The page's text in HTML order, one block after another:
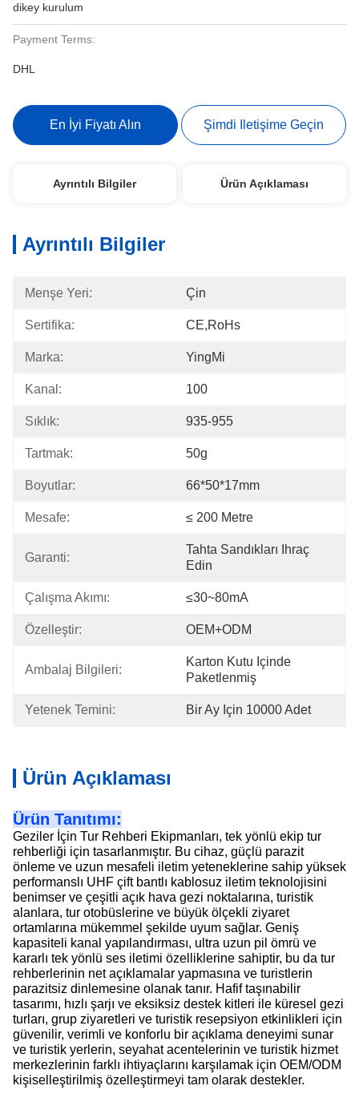
dikey kurulum
Payment Terms:
DHL
En İyi Fiyatı Alın Şimdi Iletişime Geçin
Ayrıntılı Bilgiler Ürün Açıklaması
Ayrıntılı Bilgiler
Menşe Yeri: Çin
Sertifika: CE,RoHs
Marka: YingMi
Kanal: 100
Sıklık: 935-955
Tartmak: 50g
Boyutlar: 66*50*17mm
Mesafe: ≤ 200 Metre
Garanti:
Tahta Sandıkları Ihraç
Edin
Çalışma Akımı: ≤30~80mA
Özelleştir: OEM+ODM
Ambalaj Bilgileri:
Karton Kutu Içinde
Paketlenmiş
Yetenek Temini: Bir Ay Için 10000 Adet
Ürün Açıklaması
Ürün Tanıtımı:
Geziler İçin Tur Rehberi Ekipmanları, tek yönlü ekip tur
rehberliği için tasarlanmıştır. Bu cihaz, güçlü parazit
önleme ve uzun mesafeli iletim yeteneklerine sahip yüksek
performanslı UHF çift bantlı kablosuz iletim teknolojisini
benimser ve çeşitli açık hava gezi noktalarına, turistik
alanlara, tur otobüslerine ve büyük ölçekli ziyaret
ortamlarına mükemmel şekilde uyum sağlar. Geniş
kapasiteli kanal yapılandırması, ultra uzun pil ömrü ve
kararlı tek yönlü ses iletimi özelliklerine sahiptir, bu da tur
rehberlerinin net açıklamalar yapmasına ve turistlerin
parazitsiz dinlemesine olanak tanır. Hafif taşınabilir
tasarımı, hızlı şarjı ve eksiksiz destek kitleri ile küresel gezi
turları, grup ziyaretleri ve turistik resepsiyon etkinlikleri için
güvenilir, verimli ve konforlu bir açıklama deneyimi sunar
ve turistik yerlerin, seyahat acentelerinin ve turistik hizmet
merkezlerinin farklı ihtiyaçlarını karşılamak için OEM/ODM
kişiselleştirilmiş özelleştirmeyi tam olarak destekler.